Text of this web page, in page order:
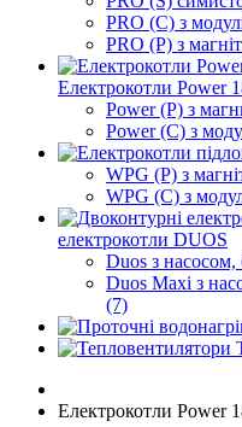
PRO (C) з
PRO (P) з
Електрокотли Power
Power (P) з
Power (C) з
WPG (P) з
WPG (C) з
електрокотли DUOS
Duos з
Duos Maxi з
(7)
Електрокотли Power